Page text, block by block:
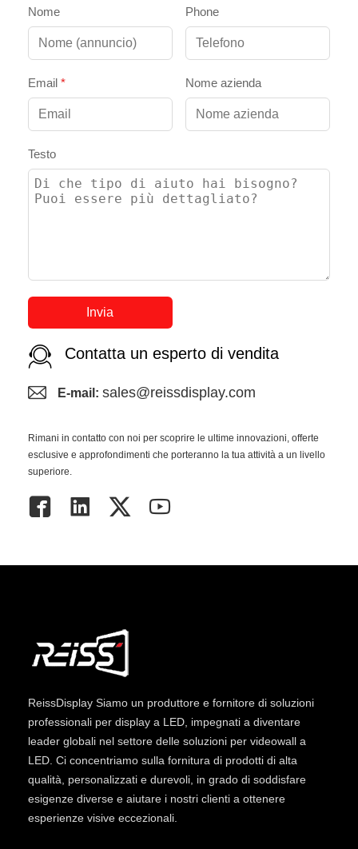
Nome Phone
Email * Nome azienda
Testo
Invia
Contatta un esperto di vendita
E-mail: sales@reissdisplay.com
Rimani in contatto con noi per scoprire le ultime innovazioni, offerte
esclusive e approfondimenti che porteranno la tua attività a un livello
superiore.
ReissDisplaySiamo un produttore e fornitore di soluzioni
professionali per display a LED, impegnati a diventare
leader globali nel settore delle soluzioni per videowall a
LED. Ci concentriamo sulla fornitura di prodotti di alta
qualità, personalizzati e durevoli, in grado di soddisfare
esigenze diverse e aiutare i nostri clienti a ottenere
esperienze visive eccezionali.